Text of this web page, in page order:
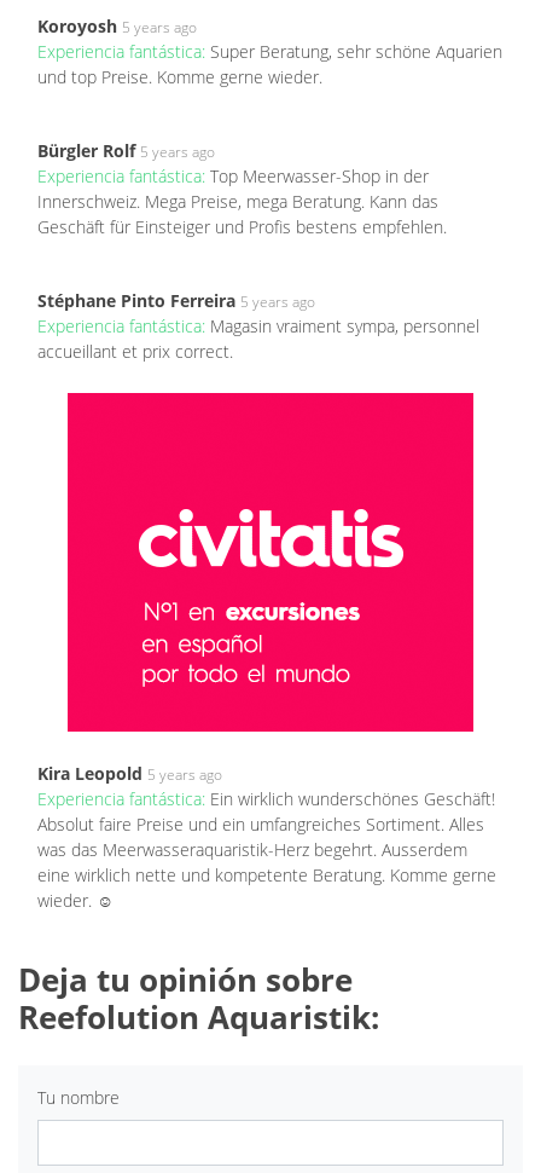
Koroyosh 5 years ago
Experiencia fantástica: Super Beratung, sehr schöne Aquarien
und top Preise. Komme gerne wieder.
Bürgler Rolf 5 years ago
Experiencia fantástica: Top Meerwasser-Shop in der
Innerschweiz. Mega Preise, mega Beratung. Kann das
Geschäft für Einsteiger und Profis bestens empfehlen.
Stéphane Pinto Ferreira 5 years ago
Experiencia fantástica: Magasin vraiment sympa, personnel
accueillant et prix correct.
Kira Leopold 5 years ago
Experiencia fantástica: Ein wirklich wunderschönes Geschäft!
Absolut faire Preise und ein umfangreiches Sortiment. Alles
was das Meerwasseraquaristik-Herz begehrt. Ausserdem
eine wirklich nette und kompetente Beratung. Komme gerne
wieder. ☺️
Deja tu opinión sobre
Reefolution Aquaristik:
Tu nombre